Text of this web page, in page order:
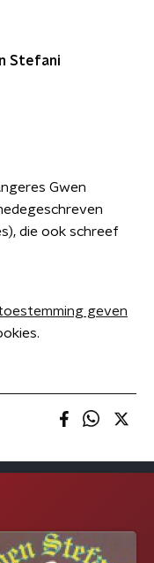
Stefani
Gwen
die ook schreef
geven